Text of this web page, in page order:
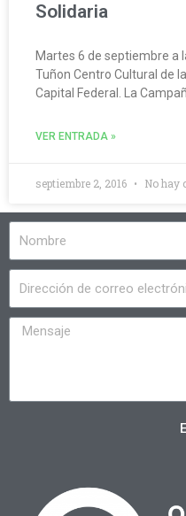
Solidaria
Martes 6 de septiembre a
Tuñon Centro Cultural de
Capital Federal. La
VER ENTRADA »
septiembre 2, 2016 No hay